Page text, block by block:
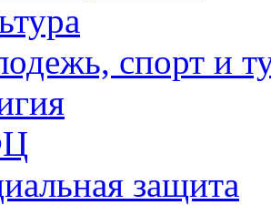
спорт и
защита